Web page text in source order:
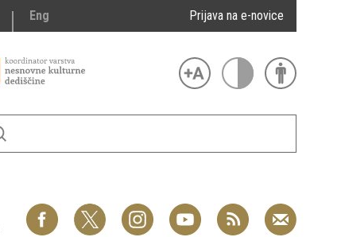
Eng Prijava na e-novice